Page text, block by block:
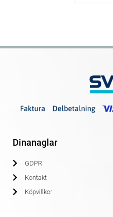
Dinanaglar
GDPR
Kontakt
Köpvillkor